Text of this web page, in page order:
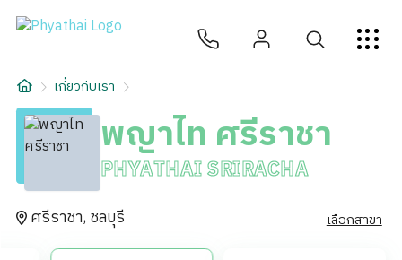
TH English
บทความ
เกี่ยวกับเรา
สาขาโรงพยาบาล
เกี่ยวกับเรา
พญาไท ศรีราชา
PHYATHAI SRIRACHA
ศรีราชา, ชลบุรี เลือกสาขา